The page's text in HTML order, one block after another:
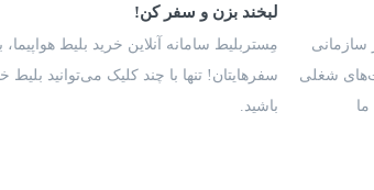
سازمانی
شغلی
ما
لبخند بزن و سفر کن!
مِستربلیط سامانه آنلاین خرید بلیط
سفرهایتان! تنها با چند کلیک می‌توانید
باشید.